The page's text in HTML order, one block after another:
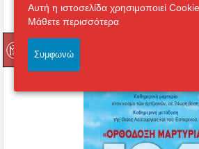
Αυτή η ιστοσελίδα χρησιμοποιεί
Μάθετε περισσότερα
Συμφωνώ